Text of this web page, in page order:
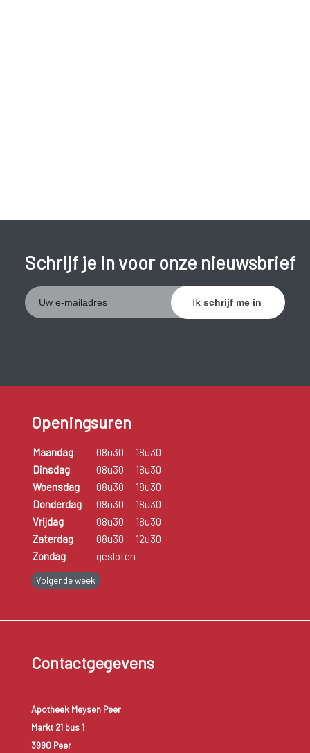
Schrijf je in voor onze nieuwsbrief
Openingsuren
Maandag 08u30
18u30
Dinsdag
08u30
18u30
Woensdag
08u30
18u30
Donderdag
08u30
18u30
Vrijdag
08u30
18u30
Zaterdag
08u30
12u30
Zondag
gesloten
Volgende week
Contactgegevens
Apotheek Meysen Peer
Markt 21 bus 1
3990 Peer